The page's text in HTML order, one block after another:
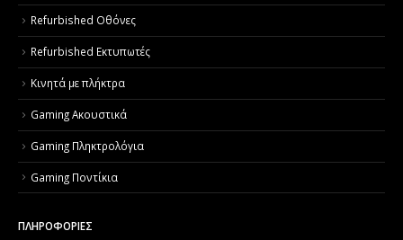
Refurbished Οθόνες
Refurbished Εκτυπωτές
Κινητά με πλήκτρα
Gaming Ακουστικά
Gaming Πληκτρολόγια
Gaming Ποντίκια
ΠΛΗΡΟΦΟΡΙΕΣ